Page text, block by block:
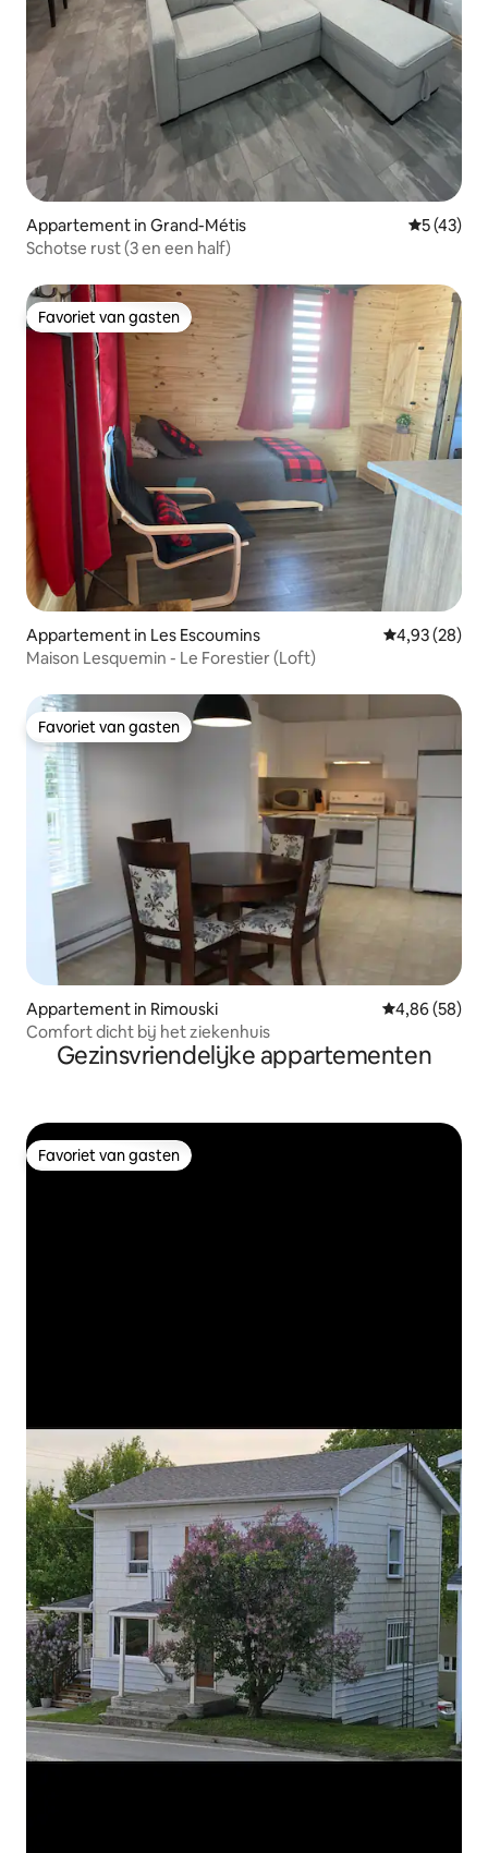
Appartement in Grand-Métis
5 (43)
Schotse rust (3 en een half)
Favoriet van gasten
Favoriet van gasten
Appartement in Les Escoumins Gemiddelde
4,93 (28)
Maison Lesquemin - Le Forestier (Loft)
Favoriet van gasten
Favoriet van gasten
Appartement in Rimouski Gemiddelde
4,86 (58)
Comfort dicht bij het ziekenhuis
Gezinsvriendelijke appartementen
Favoriet van gasten
Favoriet van gasten